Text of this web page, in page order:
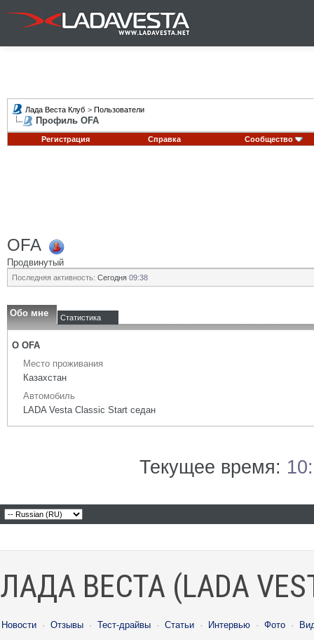
Лада Веста Клуб > Пользователи
Профиль OFA
Регистрация Справка Сообщество
OFA
Продвинутый
Последняя активность: Сегодня 09:38
Обо мне Статистика
О OFA
Место проживания
Казахстан
Автомобиль
LADA Vesta Classic Start седан
Текущее время:
ЛАДА ВЕСТА (LADA
Новости · Отзывы · Тест-драйвы · Статьи · Интервью · Фото ·